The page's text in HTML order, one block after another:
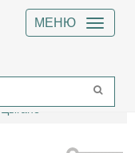
МЕНЮ
Цыгане